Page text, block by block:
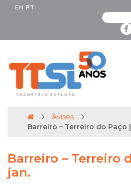
EN PT
Avisos
Barreiro – Terreiro do Paço
Barreiro – Terreiro
jan.